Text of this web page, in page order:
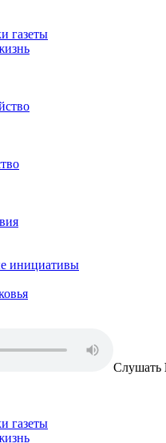
газеты
инициативы
Слушать
газеты